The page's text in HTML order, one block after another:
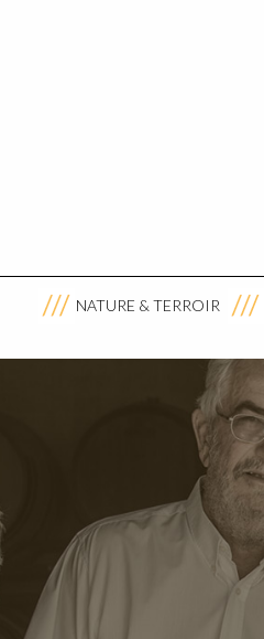
NATURE & TERROIR